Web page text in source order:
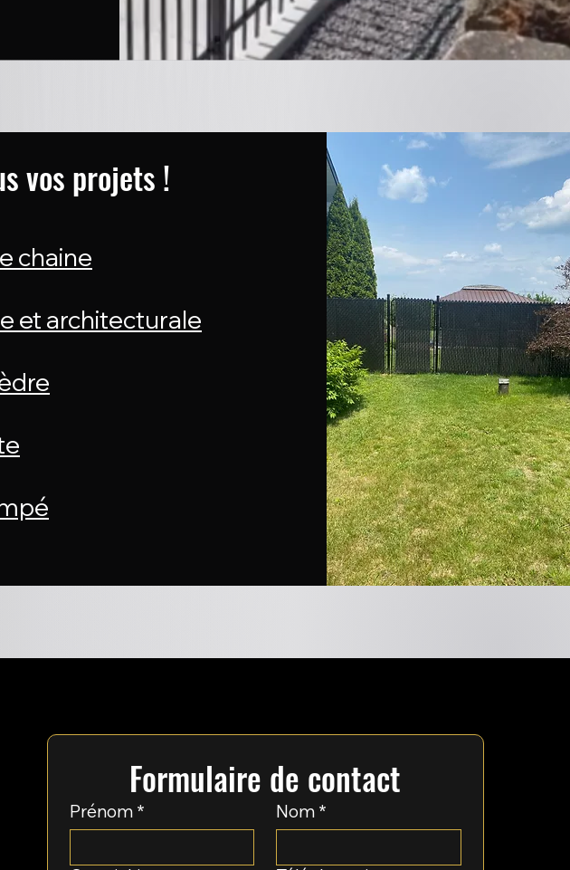
vos projets !
chaine
et architecturale
Formulaire de contact
Prénom * Nom *